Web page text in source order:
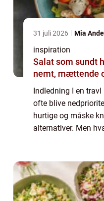
31 juli 2026 Mia
inspiration
Salat som sundt
nemt, mættende
Indledning I en
ofte blive
hurtige og måske
alternativer. Men